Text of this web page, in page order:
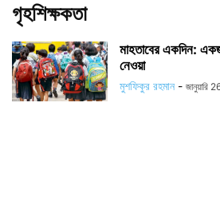
গৃহশিক্ষকতা
মাহতাবের একদিন:
নেওয়া
মুশফিকুর রহমান - জানুয়ারি